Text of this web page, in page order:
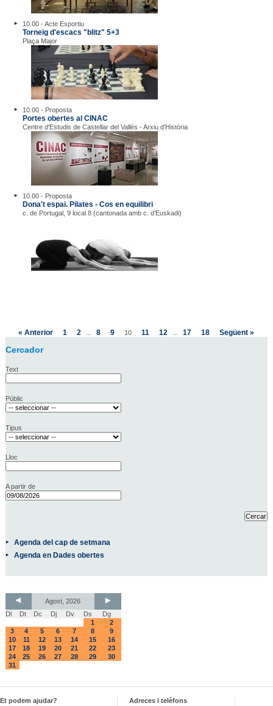
10.00 - Acte Esportiu
Torneig d'escacs "blitz" 5+3
Plaça Major
10.00 - Proposta
Portes obertes al CINAC
Centre d'Estudis de Castellar del Vallès - Arxiu d'Història
10.00 - Proposta
Dona't espai. Pilates - Cos en equilibri
c. de Portugal, 9 local 8 (cantonada amb c. d’Euskadi)
« Anterior 1 2 8 9 10 11 12 17 18 Següent »
Cercador
Text
Públic
Tipus
Lloc
A partir de
Agenda del cap de setmana
Agenda en Dades obertes
Agost, 2026
Dl
Dt Dc Dj Dv Ds
Dg
1
2
3
4 5 6 7 8
9
10
11 12 13 14 15
16
17
18 19 20 21 22
23
24
25 26 27 28 29
30
31
Et podem ajudar?
Adreces i telèfons